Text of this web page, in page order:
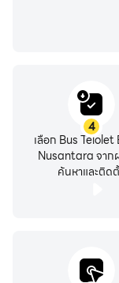
4
เลือก Bus Telolet
Nusantara จาก
ค้นหาและติด